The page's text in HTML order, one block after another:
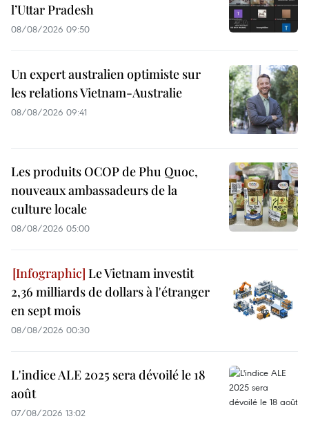
l’Uttar Pradesh
08/08/2026 09:50
Un expert australien optimiste sur
les relations Vietnam-Australie
08/08/2026 09:41
Les produits OCOP de Phu Quoc,
nouveaux ambassadeurs de la
culture locale
08/08/2026 05:00
Le Vietnam investit
2,36 milliards de dollars à l'étranger
en sept mois
08/08/2026 00:30
L'indice ALE 2025 sera dévoilé le 18
août
07/08/2026 13:02